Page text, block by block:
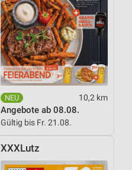
10,2 km
Angebote ab 08.08.
Gültig bis Fr. 21.08.
XXXLutz